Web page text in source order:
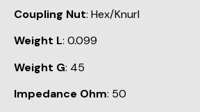
Coupling Nut: Hex/Knurl
Weight L: 0.099
Weight G: 45
Impedance Ohm: 50